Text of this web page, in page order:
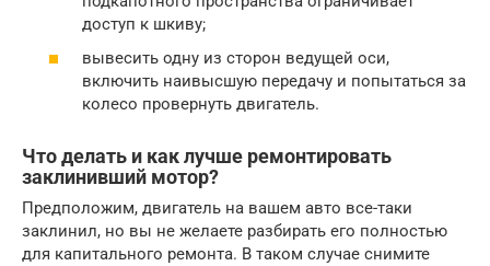
доступ к шкиву;
вывесить одну из сторон ведущей оси,
включить наивысшую передачу и попытаться за
колесо провернуть двигатель.
Что делать и как лучше ремонтировать
заклинивший мотор?
Предположим, двигатель на вашем авто все-таки
заклинил, но вы не желаете разбирать его полностью
для капитального ремонта. В таком случае снимите